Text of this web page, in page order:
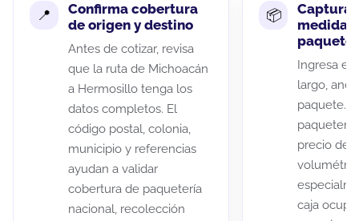
Confirma cobertura
de origen y destino
Antes de cotizar, revisa
que la ruta de Michoacán
a Hermosillo tenga los
datos completos. El
código postal, colonia,
municipio y referencias
ayudan a validar
cobertura de paquetería
nacional, recolección
Captura
medidas
paquete
Ingresa el
largo,
paquete.
precio de
caja